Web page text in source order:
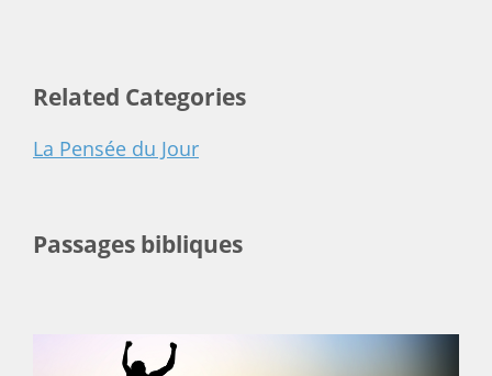
Related Categories
La Pensée du Jour
Passages bibliques